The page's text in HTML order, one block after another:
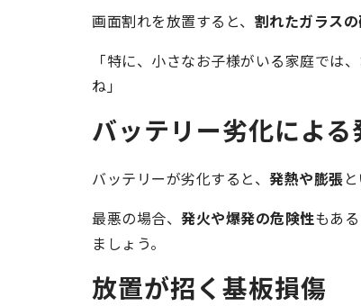
画面割れを放置すると、 割れたガラス
「特に、小さなお子様がいる家庭では
ね」
バッテリー劣化による
バッテリーが劣化すると、 発熱や膨張
最悪の場合、 発火や爆発の危険性もあ
ましょう。
放置が招く基板損傷